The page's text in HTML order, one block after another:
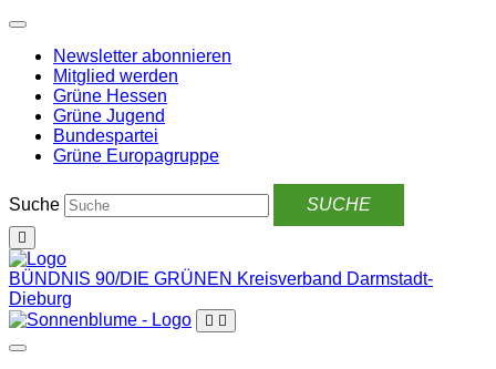
Weiter
Inhalt
Newsletter abonnieren
Mitglied werden
Grüne Hessen
Grüne Jugend
Bundespartei
Grüne Europagruppe
Suche
BÜNDNIS 90/DIE GRÜNEN Kreisverband Darmstadt-
Dieburg